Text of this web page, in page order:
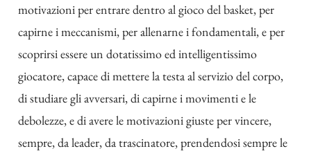
motivazioni per entrare dentro al gioco del basket, per
capirne i meccanismi, per allenarne i fondamentali, e per
scoprirsi essere un dotatissimo ed intelligentissimo
giocatore, capace di mettere la testa al servizio del corpo,
di studiare gli avversari, di capirne i movimenti e le
debolezze, e di avere le motivazioni giuste per vincere,
sempre, da leader, da trascinatore, prendendosi sempre le